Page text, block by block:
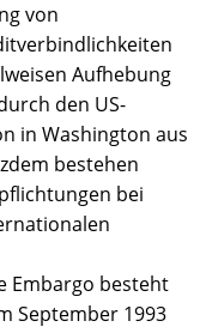
von
Aufhebung
den US-
in Washington aus
bestehen
bei
Embargo besteht
September 1993